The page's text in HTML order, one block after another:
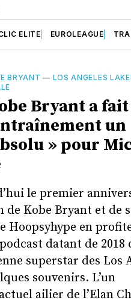
ELITE EUROLEAGUE
BRYANT — LOS ANGELES
Bryant a fait
un
» pour
le premier
Kobe Bryant et de
Hoopsyhype en
datant de 2018
superstar des Los
souvenirs. L’un
ailier de l’Elan